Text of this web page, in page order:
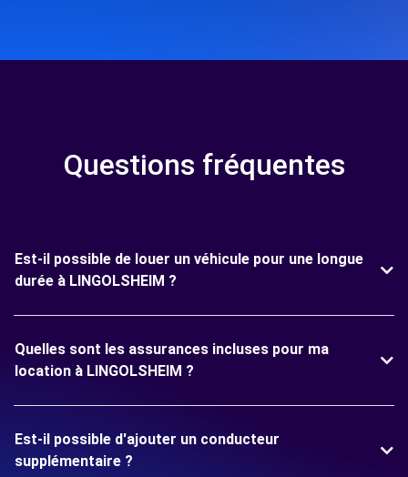
Questions fréquentes
Est-il possible de louer un véhicule pour une longue
durée à LINGOLSHEIM ?
Quelles sont les assurances incluses pour ma
location à LINGOLSHEIM ?
Est-il possible d'ajouter un conducteur
supplémentaire ?